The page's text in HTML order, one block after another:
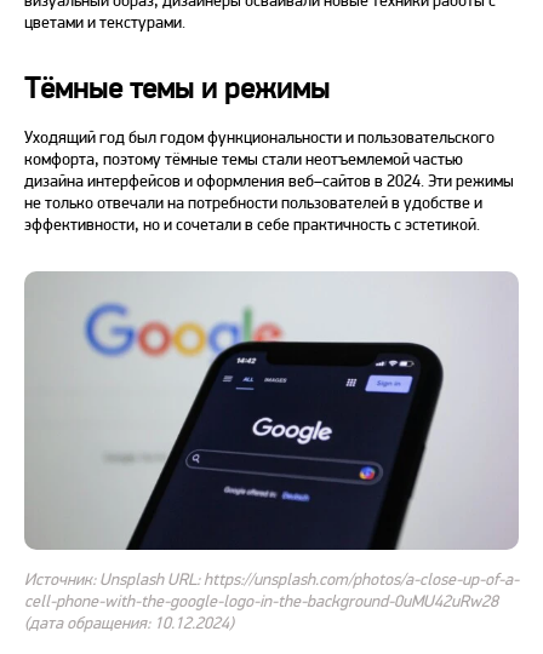
цветами и текстурами.
Тёмные темы и режимы
Уходящий год был годом функциональности и пользовательского
комфорта, поэтому тёмные темы стали неотъемлемой частью
дизайна интерфейсов иоформления веб–сайтов в 2024 . Эти режимы
не только отвечали на потребности пользователей в удобстве и
эффективности, но и сочетали в себе практичность с эстетикой.
Источник: Unsplash URL: https://unsplash.com/photos/a-close-up-of-a-
cell-phone-with-the-google-logo-in-the-background-0uMU42uRw28
(дата обращения: 10.12.2024)